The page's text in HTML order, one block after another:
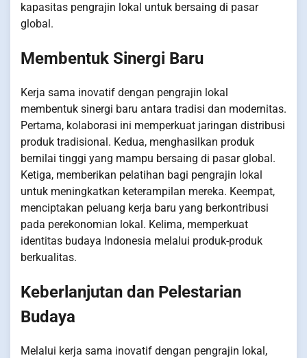
kapasitas pengrajin lokal untuk bersaing di pasar
global.
Membentuk Sinergi Baru
Kerja sama inovatif dengan pengrajin lokal
membentuk sinergi baru antara tradisi dan modernitas.
Pertama, kolaborasi ini memperkuat jaringan distribusi
produk tradisional. Kedua, menghasilkan produk
bernilai tinggi yang mampu bersaing di pasar global.
Ketiga, memberikan pelatihan bagi pengrajin lokal
untuk meningkatkan keterampilan mereka. Keempat,
menciptakan peluang kerja baru yang berkontribusi
pada perekonomian lokal. Kelima, memperkuat
identitas budaya Indonesia melalui produk-produk
berkualitas.
Keberlanjutan dan Pelestarian
Budaya
Melalui kerja sama inovatif dengan pengrajin lokal,